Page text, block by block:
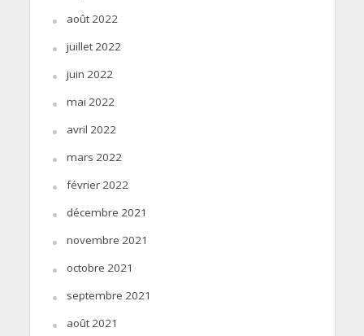
août 2022
juillet 2022
juin 2022
mai 2022
avril 2022
mars 2022
février 2022
décembre 2021
novembre 2021
octobre 2021
septembre 2021
août 2021